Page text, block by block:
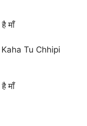
माँ
Tu Chhipi
माँ